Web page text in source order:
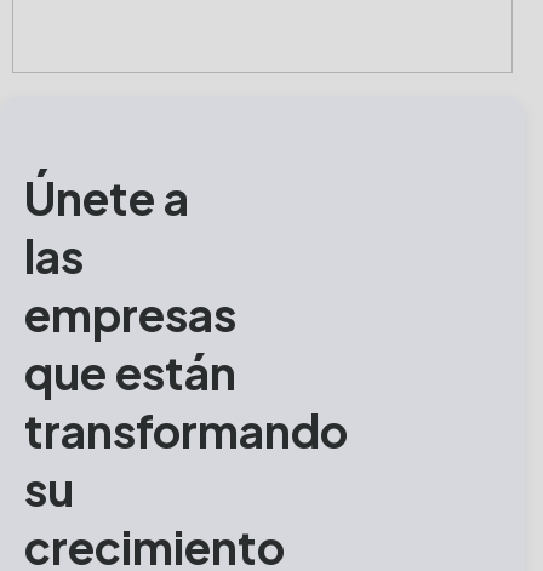
Únete a
las
empresas
que están
transformando
su
crecimiento